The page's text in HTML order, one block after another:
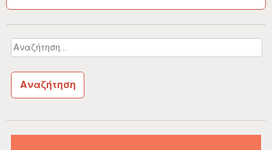
η
σ
η
ά
ρ
ρ
Αναζήτηση
για: